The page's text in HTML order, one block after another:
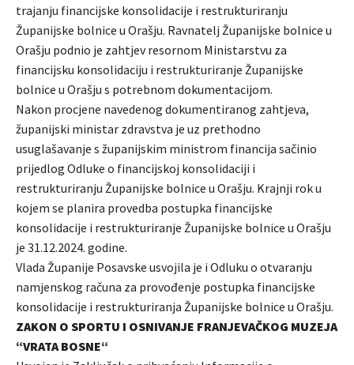
trajanju financijske konsolidacije i restrukturiranju
Županijske bolnice u Orašju. Ravnatelj Županijske bolnice u
Orašju podnio je zahtjev resornom Ministarstvu za
financijsku konsolidaciju i restrukturiranje Županijske
bolnice u Orašju s potrebnom dokumentacijom.
Nakon procjene navedenog dokumentiranog zahtjeva,
županijski ministar zdravstva je uz prethodno
usuglašavanje s županijskim ministrom financija sačinio
prijedlog Odluke o financijskoj konsolidaciji i
restrukturiranju Županijske bolnice u Orašju. Krajnji rok u
kojem se planira provedba postupka financijske
konsolidacije i restrukturiranje Županijske bolnice u Orašju
je 31.12.2024. godine.
Vlada Županije Posavske usvojila je i Odluku o otvaranju
namjenskog računa za provođenje postupka financijske
konsolidacije i restrukturiranja Županijske bolnice u Orašju.
ZAKON O SPORTU I OSNIVANJE FRANJEVAČKOG MUZEJA
“VRATA BOSNE“